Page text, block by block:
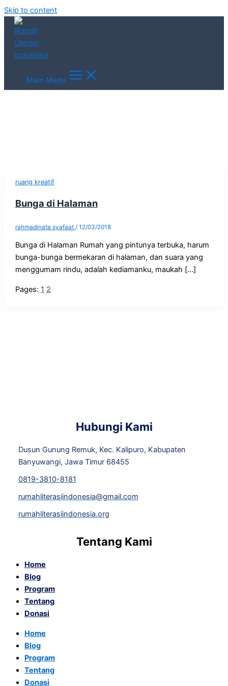
Skip to content
Main Menu
ruang kreatif
Bunga di Halaman
rahmadinata syafaat / 12/03/2018
Bunga di Halaman Rumah yang pintunya terbuka, harum
bunga-bunga bermekaran di halaman, dan suara yang
menggumam rindu, adalah kediamanku, maukah […]
Pages: 1 2
Hubungi Kami
Dusun Gunung Remuk, Kec. Kalipuro, Kabupaten
Banyuwangi, Jawa Timur 68455
0819-3810-8181
rumahliterasiindonesia@gmail.com
rumahliterasiindonesia.org
Tentang Kami
Home
Blog
Program
Tentang
Donasi
Home
Blog
Program
Tentang
Donasi